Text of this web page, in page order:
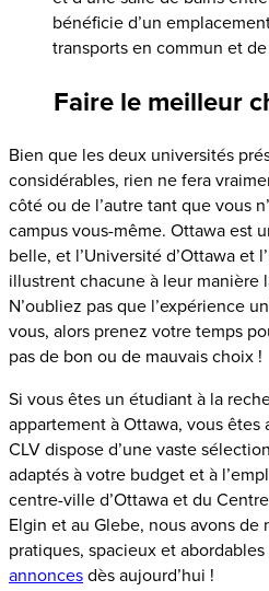
bénéficie d’un
transports en commun et
Faire le meilleur
Bien que les deux universités
considérables, rien ne fera
côté ou de l’autre tant que vous
campus vous-même. Ottawa est
belle, et l’Université d’Ottawa et
illustrent chacune à leur manière
N’oubliez pas que l’expérience
vous, alors prenez votre temps
pas de bon ou de mauvais choix !
Si vous êtes un étudiant à la
appartement à Ottawa, vous
CLV dispose d’une vaste
adaptés à votre budget et à
centre-ville d’Ottawa et du
Elgin et au Glebe, nous avons
pratiques, spacieux et abordables
annoncesdès aujourd’hui !